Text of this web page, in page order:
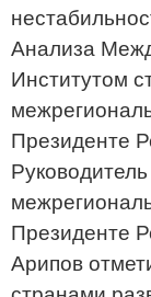
Анализа
Институтом
Президенте
Президенте
Арипов